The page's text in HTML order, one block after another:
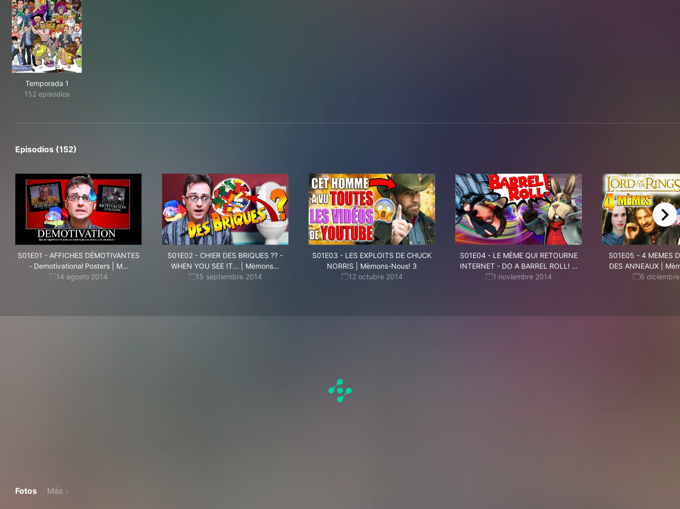
Temporada 1
152 episodios
Episodios (152)
S01E01 - AFFICHES DÉMOTIVANTES
- Demotivational Posters | M…
14 agosto 2014
S01E02 - CH!ER DES BRIQUES ?? -
WHEN YOU SEE IT... | Mèmons…
15 septiembre 2014
S01E03 - LES EXPLOITS DE CHUCK
NORRIS | Mèmons-Nous! 3
12 octubre 2014
S01E04- LE MÈME QUI RETOURNE
INTERNET - DO A BARREL ROLL! …
1 noviembre 2014
S01E05 - 4 MEMES
DES ANNEAUX |
6
right
Fotos Más